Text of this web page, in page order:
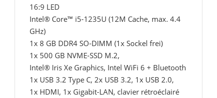
16:9 LED
Intel® Core™ i5-1235U (12M Cache, max. 4.4
GHz)
1x 8 GB DDR4 SO-DIMM (1x Sockel frei)
1x 500 GB NVME-SSD M.2,
Intel® Iris Xe Graphics, Intel WiFi 6 + Bluetooth
1x USB 3.2 Type C, 2x USB 3.2, 1x USB 2.0,
1x HDMI, 1x Gigabit-LAN, clavier rétroéclairé